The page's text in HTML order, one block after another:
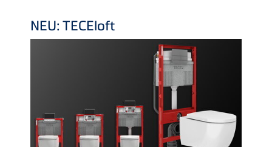
NEU: TECEloft